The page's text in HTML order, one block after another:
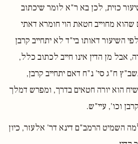
כזית, לכן בא ר"א לומר שיכתוב
מחוייב חטאת הוי חומרא דאתי
השיעור דאותו בי"ד לא יתחייב קרבן
אבל מן הדין אינו חייב לכתוב כלל,
ח"ג סי' נ"ח דאם יתחייב קרבן,
הוא יורה חטאים בדרך, ומפרש דמלך
וכו', עיי"ש.
השמיט הרמב"ם דינא דר' אלעזר, כיון